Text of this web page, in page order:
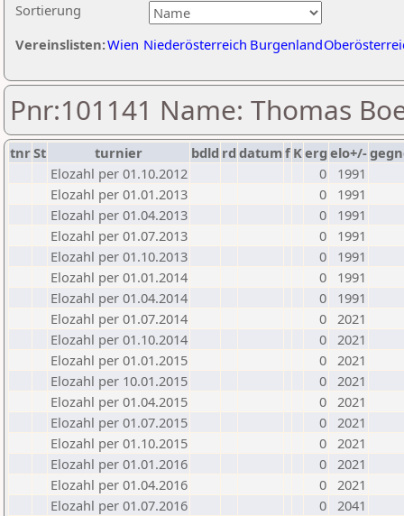
Sortierung
Vereinslisten:Wien Niederösterreich Burgenland
Pnr:101141 Name: Thomas
tnrSt turnier bdld rd datumf Kerg elo+/-
Elozahl per 01.10.2012
0
1991
Elozahl per 01.01.2013
0
1991
Elozahl per 01.04.2013
0
1991
Elozahl per 01.07.2013
0
1991
Elozahl per 01.10.2013
0
1991
Elozahl per 01.01.2014
0
1991
Elozahl per 01.04.2014
0
1991
Elozahl per 01.07.2014
0 2021
Elozahl per 01.10.2014
0 2021
Elozahl per 01.01.2015
0 2021
Elozahl per 10.01.2015
0 2021
Elozahl per 01.04.2015
0 2021
Elozahl per 01.07.2015
0 2021
Elozahl per 01.10.2015
0 2021
Elozahl per 01.01.2016
0 2021
Elozahl per 01.04.2016
0 2021
Elozahl per 01.07.2016
0 2041